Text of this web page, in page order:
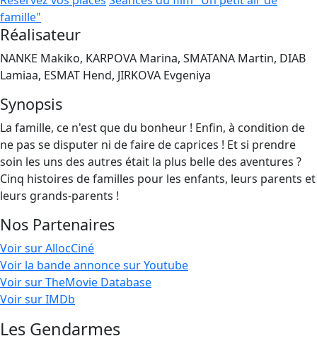
famille"
Réalisateur
NANKE Makiko, KARPOVA Marina, SMATANA Martin, DIAB
Lamiaa, ESMAT Hend, JIRKOVA Evgeniya
Synopsis
La famille, ce n'est que du bonheur ! Enfin, à condition de
ne pas se disputer ni de faire de caprices ! Et si prendre
soin les uns des autres était la plus belle des aventures ?
Cinq histoires de familles pour les enfants, leurs parents et
leurs grands-parents !
Nos Partenaires
Voir sur AllocCiné
Voir la bande annonce sur Youtube
Voir sur TheMovie Database
Voir sur IMDb
Les Gendarmes